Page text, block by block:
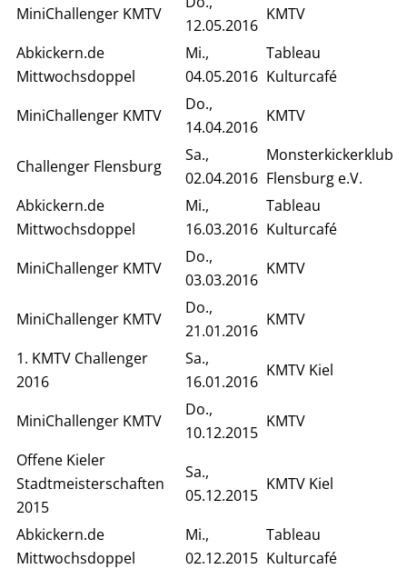
MiniChallenger KMTV
12.05.2016
KMTV
Abkickern.de
Mittwochsdoppel
Mi.,
04.05.2016
Tableau
Kulturcafé
MiniChallenger KMTV
Do.,
14.04.2016
KMTV
Challenger Flensburg
Sa.,
02.04.2016
Monsterkickerklub
Flensburg e.V.
Abkickern.de
Mittwochsdoppel
Mi.,
16.03.2016
Tableau
Kulturcafé
MiniChallenger KMTV
Do.,
03.03.2016
KMTV
MiniChallenger KMTV
Do.,
21.01.2016
KMTV
1. KMTV Challenger
2016
Sa.,
16.01.2016
KMTV Kiel
MiniChallenger KMTV
Do.,
10.12.2015
KMTV
Offene Kieler
Stadtmeisterschaften
2015
Sa.,
05.12.2015
KMTV Kiel
Abkickern.de
Mittwochsdoppel
Mi.,
02.12.2015
Tableau
Kulturcafé